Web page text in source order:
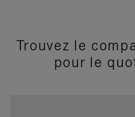
Trouvez le
pour le